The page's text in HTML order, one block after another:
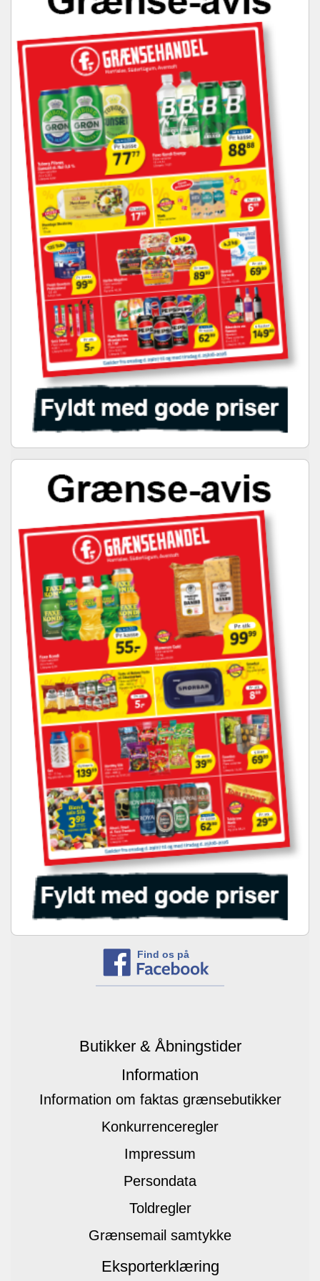
Find os på
Butikker & Åbningstider
Information
Information om faktas grænsebutikker
Konkurrenceregler
Impressum
Persondata
Toldregler
Grænsemail samtykke
Eksporterklæring